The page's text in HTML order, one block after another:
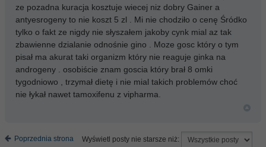
ze pozadna kuracja kosztuje wiecej niz dobry Gainer a
antyesrogeny to nie koszt 5 zl . Mi nie chodziło o cenę Śródko
tylko o fakt ze nigdy nie słyszałem jakoby cynk mial az tak
zbawienne dzialanie odnośnie gino . Moze gosc który o tym
pisał ma akurat taki organizm który nie reaguje ginka na
androgeny . osobiście znam goscia który brał 8 omki
tygodniowo , trzymał dietę i nie mial takich problemów choć
nie łykał nawet tamoxifenu z vipharma.
Poprzednia strona
Wyświetl posty nie starsze niż: